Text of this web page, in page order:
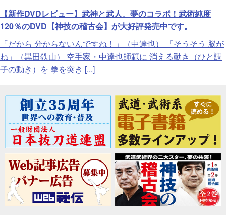
【新作DVDレビュー】武神と武人、夢のコラボ！武術純度
120％のDVD【神技の稽古会】が大好評発売中です。
「だから 分からないんですね！」（中達也） 「そうそう 脳が
ね」（黒田鉄山） 空手家・中達也師範に 消える動き（ひと調
子の動き）を 拳を突き [...]